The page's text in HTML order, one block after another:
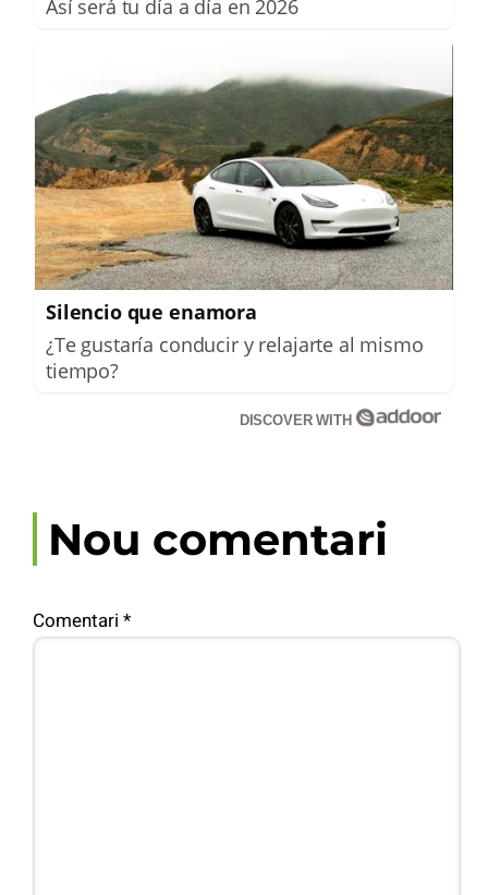
Así será tu día a día en 2026
Silencio que enamora
¿Te gustaría conducir y relajarte al mismo
tiempo?
DISCOVER WITH
Nou comentari
Comentari *